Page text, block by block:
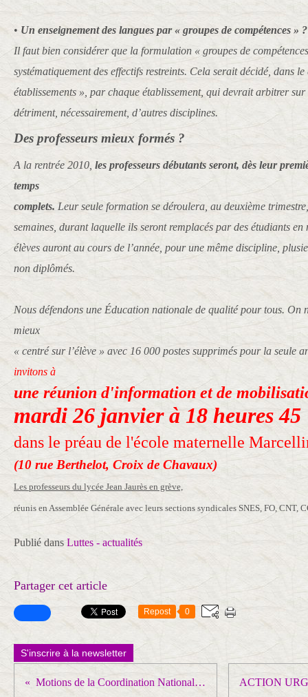
• Un enseignement des langues par « groupes de compétences » ?
Il faut bien considérer que la formulation « groupes de
systématiquement des effectifs restreints. Cela serait décidé, dans
établissements », par chaque établissement, qui devrait arbitrer sur
détriment, nécessairement, d’autres disciplines.
Des professeurs mieux formés ?
A la rentrée 2010, les professeurs débutants seront, dès leur
temps
complets. Leur seule formation se déroulera, au deuxième
semaines, durant laquelle ils seront remplacés par des étudiants en
élèves auront au cours de l’année, pour une même discipline,
non diplômés.
Nous défendons une Éducation nationale de qualité pour tous. On
mieux
« centré sur l’élève » avec 16 000 postes supprimés pour la seule
invitons à
une réunion d'information et de
mardi 26 janvier à 18 heures 45
dans le préau de l'école maternelle
(10 rue Berthelot, Croix de Chavaux)
Les professeurs du lycée Jean Jaurès en grève,
réunis en Assemblée Générale avec leurs sections syndicales SNES, FO, CNT,
Publié dans Luttes - actualités
Partager cet article
Repost 0
S'inscrire à la newsletter
Motions de la Coordination Nationale des Universités